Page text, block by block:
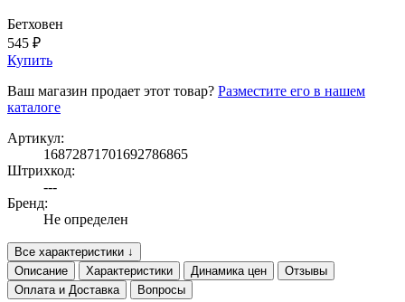
Бетховен
545 ₽
Купить
Ваш магазин продает этот товар? Разместите его в нашем
каталоге
Артикул:
16872871701692786865
Штрихкод:
---
Бренд:
Не определен
Все характеристики ↓
Описание
Характеристики Динамика цен
Отзывы
Оплата и Доставка
Вопросы